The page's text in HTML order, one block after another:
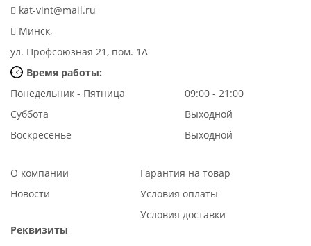
kat-vint@mail.ru
Минск,
ул. Профсоюзная 21, пом. 1А
Время работы:
Понедельник - Пятница
09:00 - 21:00
Суббота
Выходной
Воскресенье
Выходной
О компании
Новости
Гарантия на товар
Условия оплаты
Условия доставки
Реквизиты